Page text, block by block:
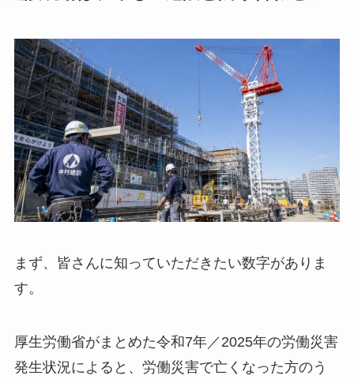
まず、皆さんに知っていただきたい数字がありま
す。
厚生労働省がまとめた令和7年／2025年の労働災害
発生状況によると、労働災害で亡くなった方のう